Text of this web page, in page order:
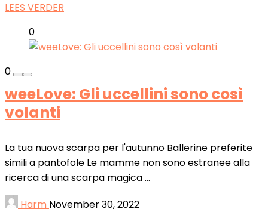
LEES VERDER
0
0
weeLove: Gli uccellini sono così
volanti
La tua nuova scarpa per l'autunno Ballerine preferite
simili a pantofole Le mamme non sono estranee alla
ricerca di una scarpa magica ...
Harm November 30, 2022